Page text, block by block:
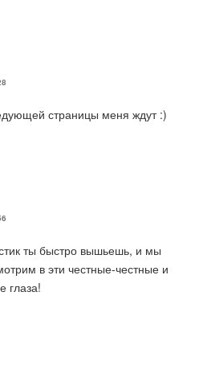
страницы меня ждут :)
ты быстро вышьешь, и мы
в эти честные-честные и
глаза!